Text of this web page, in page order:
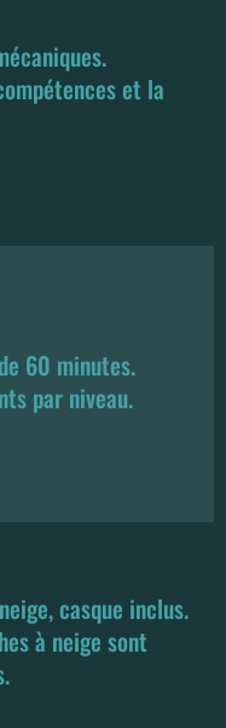
et la
60 minutes.
par niveau.
casque inclus.
à neige sont